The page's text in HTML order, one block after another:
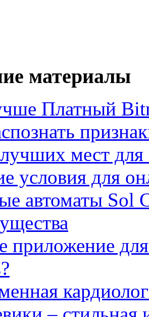
материалы
Платный
мест для
условия для
автоматы Sol
приложение